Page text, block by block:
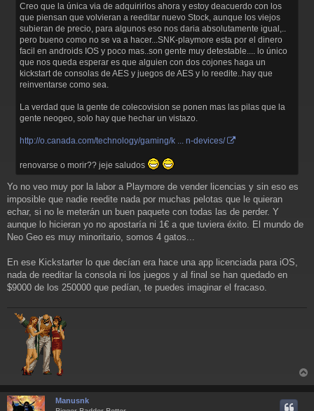
Creo que la única via de adquirirlos ahora y estoy deacuerdo con los
que piensan que volvieran a reeditar nuevo Stock, aunque los viejos
subieran de precio, para algunos eso nos daria absolutamente igual,..
pero bueno como no se va a hacer...SNK-playmore esta por el dinero
facil en androids IOS y poco mas..son gente muy detestable.... lo único
que nos queda esperar es que alguien con dos cojones haga un
kickstart de consolas de AES y juegos de AES y lo reedite..hay que
reinventarse como sea.
La verdad que la gente de colecovision se ponen mas las pilas que la
gente neogeo, solo hay que hechar un vistazo.
http://o.canada.com/technology/gaming/k ... n-devices/
renovarse o morir?? jeje saludos
Yo no veo muy por la labor a Playmore de vender licencias y sin eso es
imposible que nadie reedite nada por muchas pelotas que le quieran
echar, si no le meterán un buen paquete con todas las de perder. Y
aunque lo hicieran yo no apostaría ni 1€ a que tuviera éxito. El mundo de
Neo Geo es muy minoritario, somos 4 gatos...
En ese Kickstarter lo que decían era hace una app licenciada para iOS,
nada de reeditar la consola ni los juegos y al final se han quedado en
$9000 de los 250000 que pedían, te puedes imaginar el fracaso.
r
Manusnk